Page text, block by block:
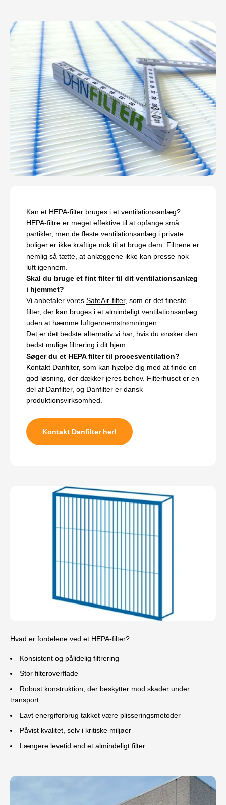
Kan et HEPA-filter bruges i et ventilationsanlæg?
HEPA-filtre er meget effektive til at opfange små
partikler, men de fleste ventilationsanlæg i private
boliger er ikke kraftige nok til at bruge dem. Filtrene er
nemlig så tætte, at anlæggene ikke kan presse nok
luft igennem.
Skal du bruge et fint filter til dit ventilationsanlæg
i hjemmet?
Vi anbefaler vores SafeAir-filter, som er det fineste
filter, der kan bruges i et almindeligt ventilationsanlæg
uden at hæmme luftgennemstrømningen.
Det er det bedste alternativ vi har, hvis du ønsker den
bedst mulige filtrering i dit hjem.
Søger du et HEPA filter til procesventilation?
Kontakt Danfilter, som kan hjælpe dig med at finde en
god løsning, der dækker jeres behov. Filterhuset er en
del af Danfilter, og Danfilter er dansk
produktionsvirksomhed.
Kontakt Danfilter her!
Hvad er fordelene ved et HEPA-filter?
Konsistent og pålidelig filtrering
Stor filteroverflade
Robust konstruktion, der beskytter mod skader under
transport.
Lavt energiforbrug takket være plisseringsmetoder
Påvist kvalitet, selv i kritiske miljøer
Længere levetid end et almindeligt filter